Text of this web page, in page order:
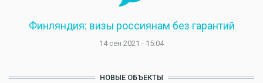
Финляндия: визы россиянам без гарантий
14 сен 2021 - 15:04
НОВЫЕ ОБЪЕКТЫ